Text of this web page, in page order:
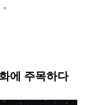
에 주목하다